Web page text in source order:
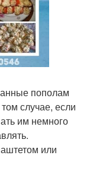
пополам
случае, если
им немного
или